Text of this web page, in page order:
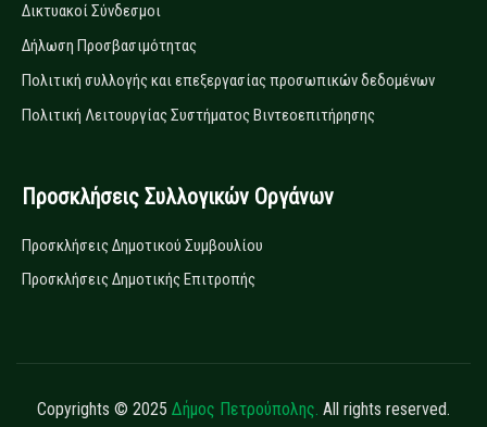
Δικτυακοί Σύνδεσμοι
Δήλωση Προσβασιμότητας
Πολιτική συλλογής και επεξεργασίας προσωπικών δεδομένων
Πολιτική Λειτουργίας Συστήματος Βιντεοεπιτήρησης
Προσκλήσεις Συλλογικών Οργάνων
Προσκλήσεις Δημοτικού Συμβουλίου
Προσκλήσεις Δημοτικής Επιτροπής
Copyrights © 2025 Δήμος Πετρούπολης. All rights reserved.